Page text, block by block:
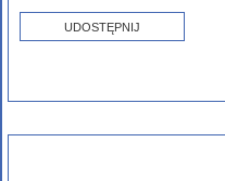
UDOSTĘPNIJ